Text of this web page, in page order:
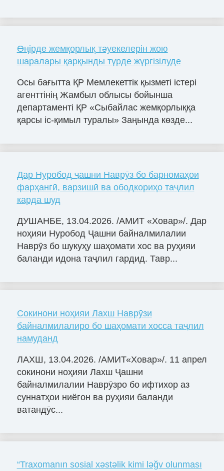
Өңірде жемқорлық тәуекелерін жою
шаралары қарқынды түрде жүргізілуде
Осы бағытта ҚР Мемлекеттік қызметі істері
агенттінің Жамбыл облысы бойынша
департаменті ҚР «Сыбайлас жемқорлыққа
қарсы іс-қимыл туралы» Заңында көзде...
Дар Нуробод ҷашни Наврӯз бо барномаҳои
фарҳангӣ, варзишӣ ва ободкориҳо таҷлил
карда шуд
ДУШАНБЕ, 13.04.2026. /АМИТ «Ховар»/. Дар
ноҳияи Нуробод Ҷашни байналмилалии
Наврӯз бо шукуҳу шаҳомати хос ва руҳияи
баланди идона таҷлил гардид. Тавр...
Сокинони ноҳияи Лахш Наврӯзи
байналмилалиро бо шаҳомати хосса таҷлил
намуданд
ЛАХШ, 13.04.2026. /АМИТ«Ховар»/. 11 апрел
сокинони ноҳияи Лахш Ҷашни
байналмилалии Наврӯзро бо ифтихор аз
суннатҳои ниёгон ва руҳияи баланди
ватандӯс...
“Traxomanın sosial xəstəlik kimi ləğv olunması